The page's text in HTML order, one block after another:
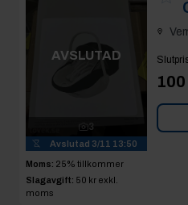
AVSLUTAD
3
Avslutad 3/11 13:50
Moms: 25% tillkommer
Slagavgift: 50 kr exkl.
moms